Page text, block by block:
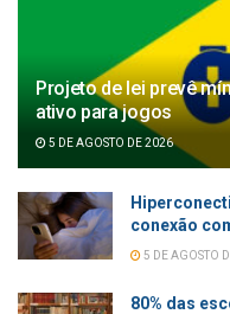
Projeto de lei prevê
ativo para jogos
5 DE AGOSTO DE 2026
conexão
5 DE AGOSTO
80% das